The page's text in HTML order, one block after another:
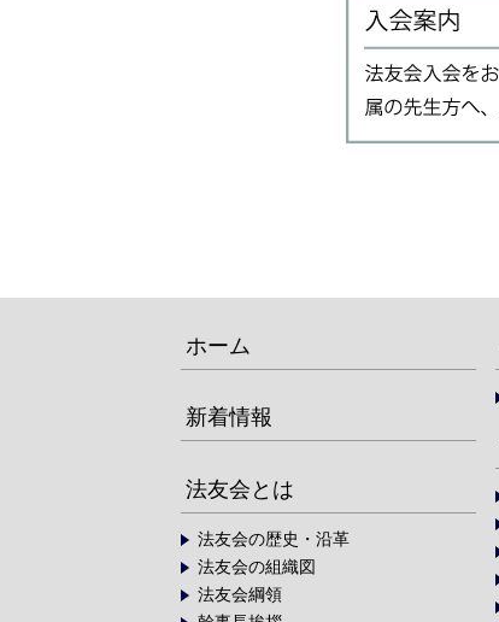
ホーム
新着情報
法友会とは
法友会の歴史・沿革
法友会の組織図
法友会綱領